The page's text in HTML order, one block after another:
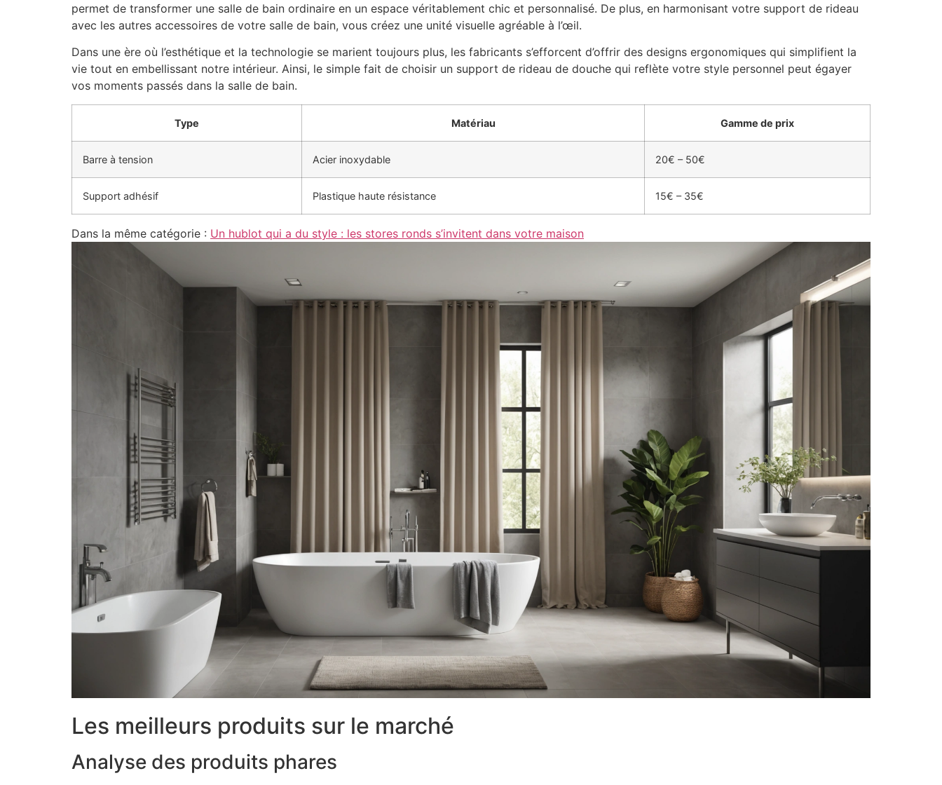
permet de transformer une salle de bain ordinaire en un espace véritablement chic et personnalisé. De plus, en harmonisant votre support de rideau
avec les autres accessoires de votre salle de bain, vous créez une unité visuelle agréable à l’œil.
Dans une ère où l’esthétique et la technologie se marient toujours plus, les fabricants s’efforcent d’offrir des designs ergonomiques qui simplifient la
vie tout en embellissant notre intérieur. Ainsi, le simple fait de choisir un support de rideau de douche qui reflète votre style personnel peut égayer
vos moments passés dans la salle de bain.
Type Matériau Gamme de prix
Barre à tension Acier inoxydable 20€ – 50€
Support adhésif Plastique haute résistance 15€ – 35€
Dans la même catégorie : Un hublot qui a du style : les stores ronds s’invitent dans votre maison
Les meilleurs produits sur le marché
Analyse des produits phares